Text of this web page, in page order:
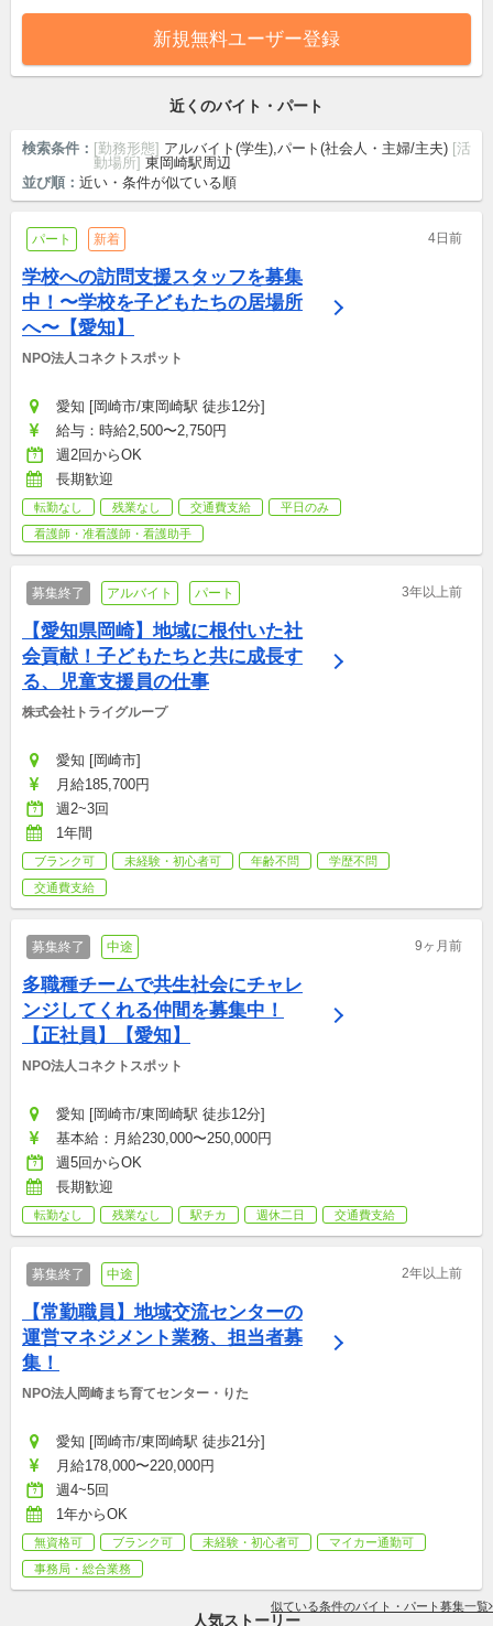
新規無料ユーザー登録
近くのバイト・パート
検索条件： [勤務形態] アルバイト(学生),パート(社会人・主婦/主夫) [活
動場所] 東岡崎駅周辺
並び順： 近い・条件が似ている順
パート 新着 4日前
学校への訪問支援スタッフを募集
中！〜学校を子どもたちの居場所
へ〜【愛知】
NPO法人コネクトスポット
愛知 [岡崎市/東岡崎駅 徒歩12分]
給与：時給2,500〜2,750円
週2回からOK
長期歓迎
転勤なし 残業なし 交通費支給
平日のみ
看護師・准看護師・看護助手
募集終了 アルバイト パート 3年以上前
【愛知県岡崎】地域に根付いた社
会貢献！子どもたちと共に成長す
る、児童支援員の仕事
株式会社トライグループ
愛知 [岡崎市]
月給185,700円
週2~3回
1年間
ブランク可 未経験・初心者可 年齢不問
学歴不問
交通費支給
募集終了 中途 9ヶ月前
多職種チームで共生社会にチャレ
ンジしてくれる仲間を募集中！
【正社員】【愛知】
NPO法人コネクトスポット
愛知 [岡崎市/東岡崎駅 徒歩12分]
基本給：月給230,000〜250,000円
週5回からOK
長期歓迎
転勤なし 残業なし 駅チカ 週休二日 交通費支給
募集終了 中途 2年以上前
【常勤職員】地域交流センターの
運営マネジメント業務、担当者募
集！
NPO法人岡崎まち育てセンター・りた
愛知 [岡崎市/東岡崎駅 徒歩21分]
月給178,000〜220,000円
週4~5回
1年からOK
無資格可 ブランク可 未経験・初心者可
マイカー通勤可
事務局・総合業務
似ている条件のバイト・パート募集一覧
人気ストーリー